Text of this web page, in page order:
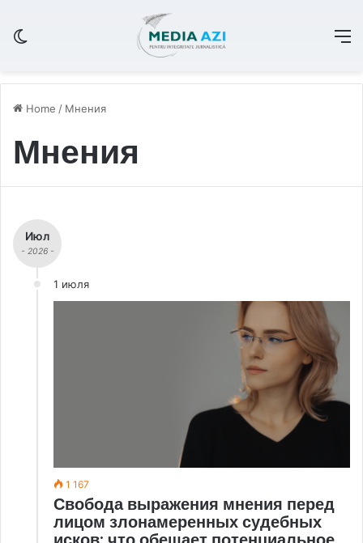
Home / Мнения
Мнения
Июл
- 2026 -
1 июля
1 167
Свобода выражения мнения перед
лицом злонамеренных судебных